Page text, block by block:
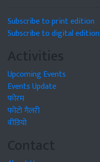
Subscribe to print edition
Subscribe to digital edition
Activities
Upcoming Events
Events Update
फोरम
फोटो गैलरी
वीडियो
Contact